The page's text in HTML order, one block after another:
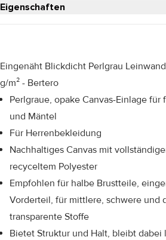
Eigenschaften
Eingenäht Blickdicht Perlgrau
g/m² - Bertero
Perlgraue, opake Canvas-Einlage für
und Mäntel
Für Herrenbekleidung
Nachhaltiges Canvas mit
recyceltem Polyester
Empfohlen für halbe Brustteile,
Vorderteil, für mittlere, schwere und
transparente Stoffe
Bietet Struktur und Halt, bleibt dabei